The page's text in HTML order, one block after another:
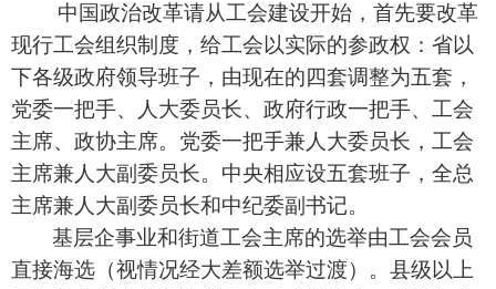
中国政治改革请从工会建设开始，首先要改革
现行工会组织制度，给工会以实际的参政权：省以
下各级政府领导班子，由现在的四套调整为五套，
党委一把手、人大委员长、政府行政一把手、工会
主席、政协主席。党委一把手兼人大委员长，工会
主席兼人大副委员长。中央相应设五套班子，全总
主席兼人大副委员长和中纪委副书记。
基层企事业和街道工会主席的选举由工会会员
直接海选（视情况经大差额选举过渡）。县级以上